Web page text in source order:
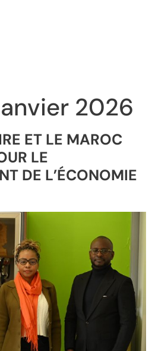
2026
ET LE MAROC
LE
DE L’ÉCONOMIE